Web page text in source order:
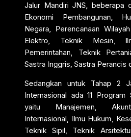
Jalur Mandiri JNS, beberapa
Ekonomi Pembangunan,
Negara, Perencanaan
Elektro, Teknik Mesin,
Pemerintahan, Teknik
Sastra Inggris, Sastra Perancis
Sedangkan untuk Tahap 2
Internasional ada 11
yaitu Manajemen,
Internasional, Ilmu Hukum,
Teknik Sipil, Teknik